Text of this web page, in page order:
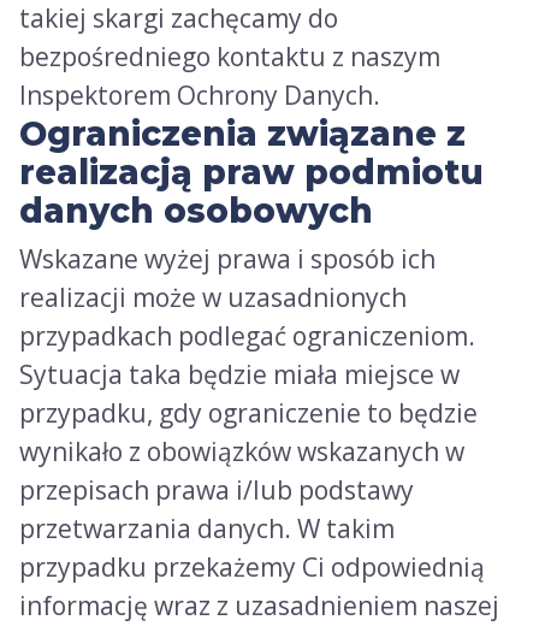
takiej skargi zachęcamy do
bezpośredniego kontaktu z naszym
Inspektorem Ochrony Danych.
Ograniczenia związane z
realizacją praw podmiotu
danych osobowych
Wskazane wyżej prawa i sposób ich
realizacji może w uzasadnionych
przypadkach podlegać ograniczeniom.
Sytuacja taka będzie miała miejsce w
przypadku, gdy ograniczenie to będzie
wynikało z obowiązków wskazanych w
przepisach prawa i/lub podstawy
przetwarzania danych. W takim
przypadku przekażemy Ci odpowiednią
informację wraz z uzasadnieniem naszej